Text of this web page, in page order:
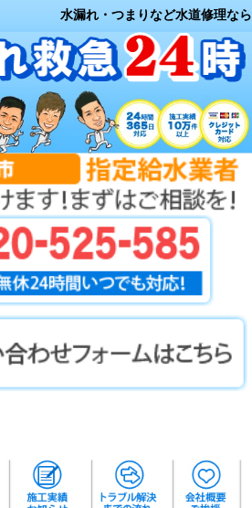
水漏れ・つまりなど水道修理なら